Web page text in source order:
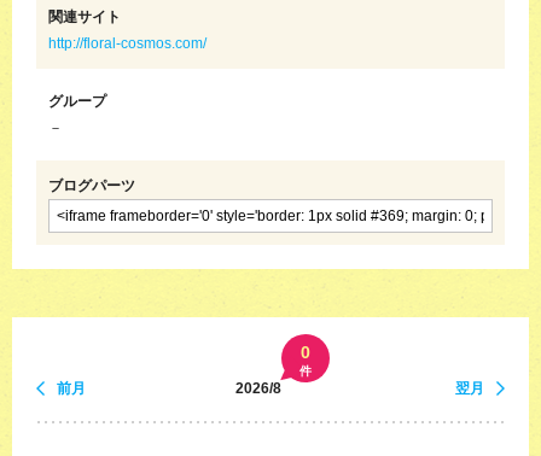
関連サイト
http://floral-cosmos.com/
グループ
－
ブログパーツ
前月 2026/8
0
件
翌月